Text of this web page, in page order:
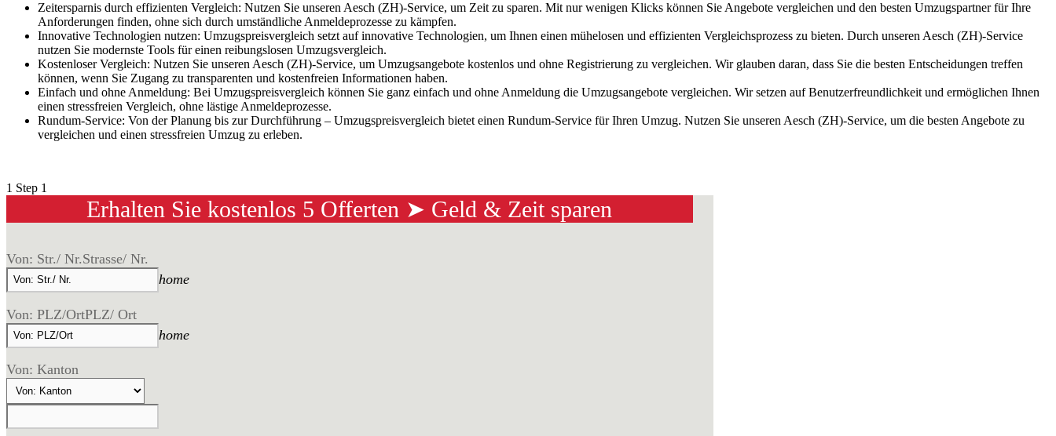
Zeitersparnis durch effizienten Vergleich: Nutzen Sie unseren Aesch (ZH)-Service, um Zeit zu sparen. Mit nur wenigen Klicks können Sie Angebote vergleichen und den besten Umzugspartner für Ihre
Anforderungen finden, ohne sich durch umständliche Anmeldeprozesse zu kämpfen.
Innovative Technologien nutzen: Umzugspreisvergleich setzt auf innovative Technologien, um Ihnen einen mühelosen und effizienten Vergleichsprozess zu bieten. Durch unseren Aesch (ZH)-Service
nutzen Sie modernste Tools für einen reibungslosen Umzugsvergleich.
Kostenloser Vergleich: Nutzen Sie unseren Aesch (ZH)-Service, um Umzugsangebote kostenlos und ohne Registrierung zu vergleichen. Wir glauben daran, dass Sie die besten Entscheidungen treffen
können, wenn Sie Zugang zu transparenten und kostenfreien Informationen haben.
Einfach und ohne Anmeldung: Bei Umzugspreisvergleich können Sie ganz einfach und ohne Anmeldung die Umzugsangebote vergleichen. Wir setzen auf Benutzerfreundlichkeit und ermöglichen Ihnen
einen stressfreien Vergleich, ohne lästige Anmeldeprozesse.
Rundum-Service: Von der Planung bis zur Durchführung – Umzugspreisvergleich bietet einen Rundum-Service für Ihren Umzug. Nutzen Sie unseren Aesch (ZH)-Service, um die besten Angebote zu
vergleichen und einen stressfreien Umzug zu erleben.
1 Step 1
Erhalten Sie kostenlos 5 Offerten ➤ Geld & Zeit sparen
Von: Str./ Nr.Strasse/ Nr.
home
Von: PLZ/OrtPLZ/ Ort
home
Von: Kanton